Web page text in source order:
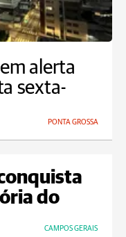
alerta
sexta-
PONTA GROSSA
do
CAMPOS GERAIS